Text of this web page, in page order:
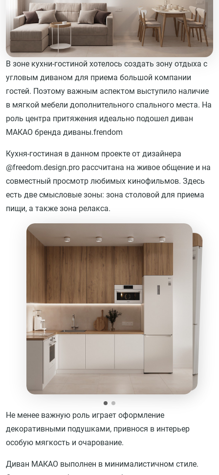
В зоне кухни-гостиной хотелось создать зону отдыха с
угловым диваном для приема большой компании
гостей. Поэтому важным аспектом выступило наличие
в мягкой мебели дополнительного спального места. На
роль центра притяжения идеально подошел диван
МАКАО бренда диваны.frendom
Кухня-гостиная в данном проекте от дизайнера
@freedom.design.pro рассчитана на живое общение и на
совместный просмотр любимых кинофильмов. Здесь
есть две смысловые зоны: зона столовой для приема
пищи, а также зона релакса.
Не менее важную роль играет оформление
декоративными подушками, привнося в интерьер
особую мягкость и очарование.
Диван МАКАО выполнен в минималистичном стиле.